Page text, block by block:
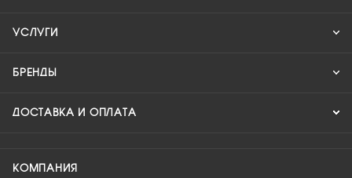
УСЛУГИ
БРЕНДЫ
ДОСТАВКА И ОПЛАТА
КОМПАНИЯ